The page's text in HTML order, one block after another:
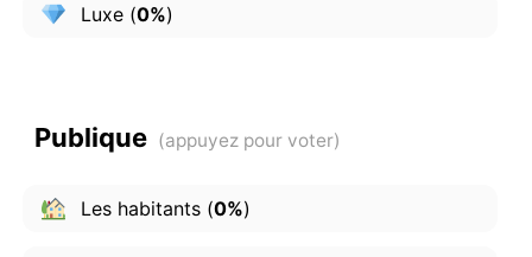
Luxe(0%)
Publique
Les habitants(0%)